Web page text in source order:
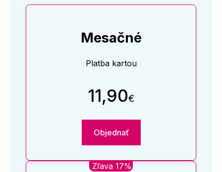
Mesačné
Platba kartou
11,90€
Objednať
Zľava 17%